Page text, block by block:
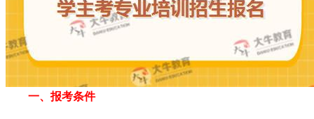
一、报考条件